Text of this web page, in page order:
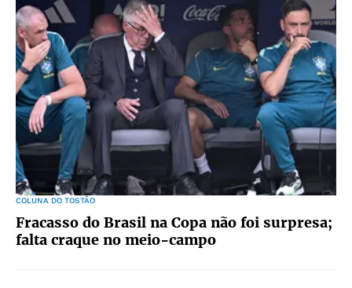
COLUNA DO TOSTÃO
Fracasso do Brasil na Copa não foi surpresa;
falta craque no meio-campo